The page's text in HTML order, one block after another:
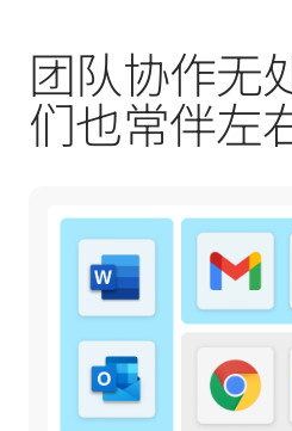
团队协作无
们也常伴左